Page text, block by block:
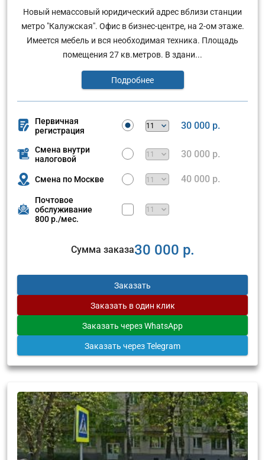
Новый немассовый юридический адрес вблизи станции
метро "Калужская". Офис в бизнес-центре, на 2-ом этаже.
Имеется мебель и вся необходимая техника. Площадь
помещения 27 кв.метров. В здани...
Подробнее
Первичная
регистрация
30 000 р.
Смена внутри
налоговой
30 000 р.
Смена по Москве 40 000 р.
Почтовое
обслуживание
800 р./мес.
Сумма заказа30 000 р.
Заказать
Заказать в один клик
Заказать через WhatsApp
Заказать через Telegram